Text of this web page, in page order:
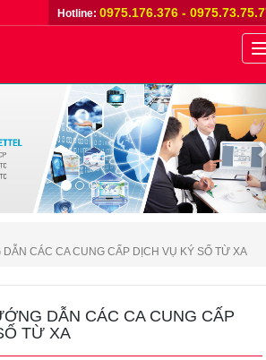
Hotline: 0975.176.376 -
DẪN CÁC CA CUNG CẤP DỊCH VỤ KÝ SỐ TỪ XA
DẪN CÁC CA CUNG CẤP
TỪ XA